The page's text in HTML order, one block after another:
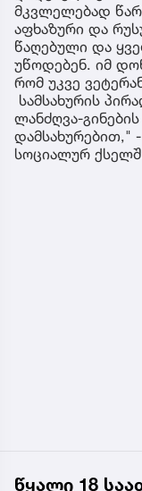
მკვლელებად
აფხაზური და
წაღებული და
უწოდებენ. იმ
რომ უკვე
სამსახურის
ლანძღვა-
დამსახურებით,"
სოციალურ
წყალი 18